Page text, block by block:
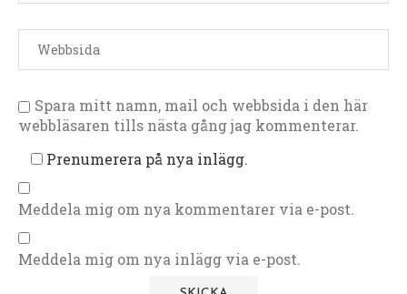
Spara mitt namn, mail och webbsida i den här
webbläsaren tills nästa gång jag kommenterar.
Prenumerera på nya inlägg.
Meddela mig om nya kommentarer via e-post.
Meddela mig om nya inlägg via e-post.